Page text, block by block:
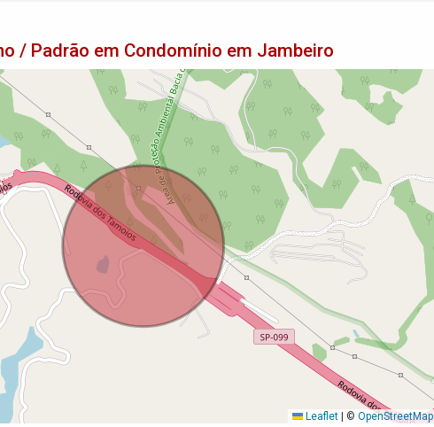
/ Padrão em Condomínio em Jambeiro
Leaflet © OpenStreetMap